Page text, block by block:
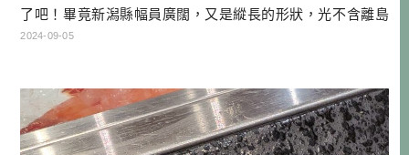
了吧！畢竟新潟縣幅員廣闊，又是縱長的形狀，光不含離島
的海岸線，就長達300多公里，根本台灣頭到尾的長度，所以
日町、六日町，光這些地方給你5~7天都玩不完，若還要腳步
延伸，跨過群山來到上越妙 […]…
2024-09-05